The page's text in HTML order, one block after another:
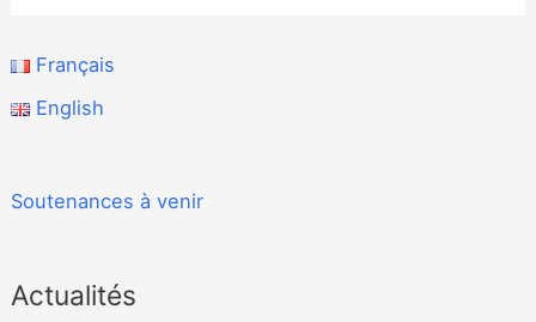
Français
English
Soutenances à venir
Actualités